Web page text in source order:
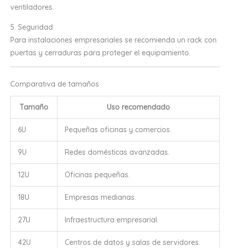
ventiladores.
5. Seguridad
Para instalaciones empresariales se recomienda un rack con
puertas y cerraduras para proteger el equipamiento.
Comparativa de tamaños
Tamaño Uso recomendado
6U Pequeñas oficinas y comercios.
9U Redes domésticas avanzadas.
12U Oficinas pequeñas.
18U Empresas medianas.
27U Infraestructura empresarial.
42U Centros de datos y salas de servidores.